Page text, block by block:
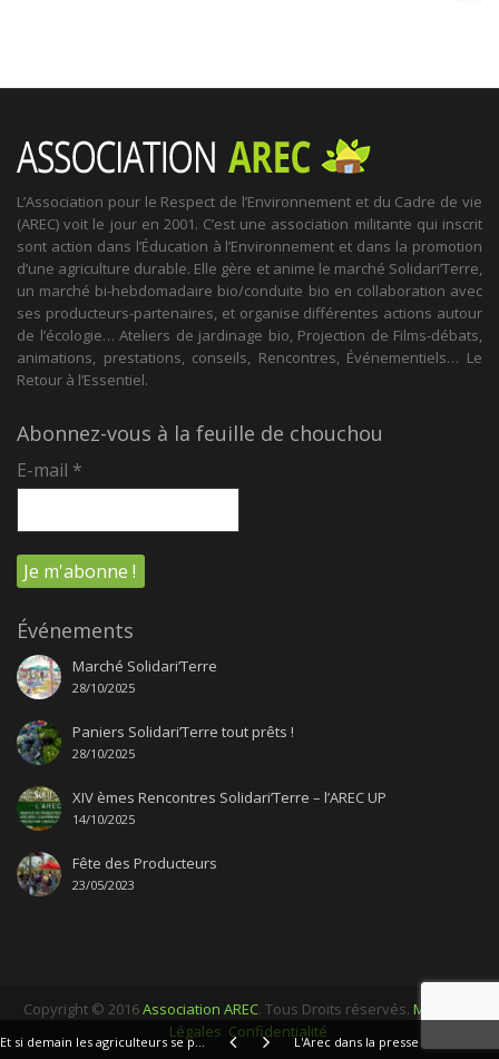
Et si demain les agriculteurs se passaient des coopératives L'Arec dans la presse
L’Association pour le Respect de l’Environnement et du Cadre de vie
(AREC) voit le jour en 2001. C’est une association militante qui inscrit
sont action dans l’Éducation à l’Environnement et dans la promotion
d’une agriculture durable. Elle gère et anime le marché Solidari’Terre,
un marché bi-hebdomadaire bio/conduite bio en collaboration avec
ses producteurs-partenaires, et organise différentes actions autour
de l’écologie… Ateliers de jardinage bio, Projection de Films-débats,
animations, prestations, conseils, Rencontres, Événementiels… Le
Retour à l’Essentiel.
Abonnez-vous à la feuille de chouchou
E-mail *
Événements
Marché Solidari’Terre
28/10/2025
Paniers Solidari’Terre tout prêts !
28/10/2025
XIV èmes Rencontres Solidari’Terre – l’AREC UP
14/10/2025
Fête des Producteurs
23/05/2023
Copyright © 2016Association AREC. Tous Droits réservés. Mentions
Légales Confidentialité